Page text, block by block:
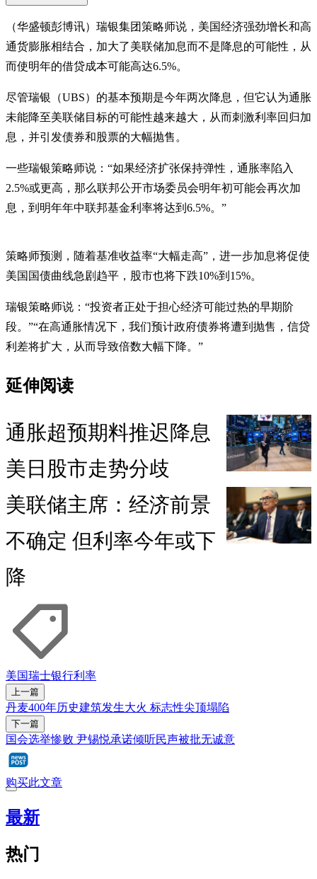
（华盛顿彭博讯）瑞银集团策略师说，美国经济强劲增长和高
通货膨胀相结合，加大了美联储加息而不是降息的可能性，从
而使明年的借贷成本可能高达6.5%。
尽管瑞银（UBS）的基本预期是今年两次降息，但它认为通胀
未能降至美联储目标的可能性越来越大，从而刺激利率回归加
息，并引发债券和股票的大幅抛售。
一些瑞银策略师说：“如果经济扩张保持弹性，通胀率陷入
2.5%或更高，那么联邦公开市场委员会明年初可能会再次加
息，到明年年中联邦基金利率将达到6.5%。”
策略师预测，随着基准收益率“大幅走高”，进一步加息将促使
美国国债曲线急剧趋平，股市也将下跌10%到15%。
瑞银策略师说：“投资者正处于担心经济可能过热的早期阶
段。”“在高通胀情况下，我们预计政府债券将遭到抛售，信贷
利差将扩大，从而导致倍数大幅下降。”
延伸阅读
通胀超预期料推迟降息
美日股市走势分歧
美联储主席：经济前景
不确定 但利率今年或下
降
美国瑞士银行利率
上一篇
丹麦400年历史建筑发生大火 标志性尖顶塌陷
下一篇
国会选举惨败 尹锡悦承诺倾听民声被批无诚意
购买此文章
最新
热门